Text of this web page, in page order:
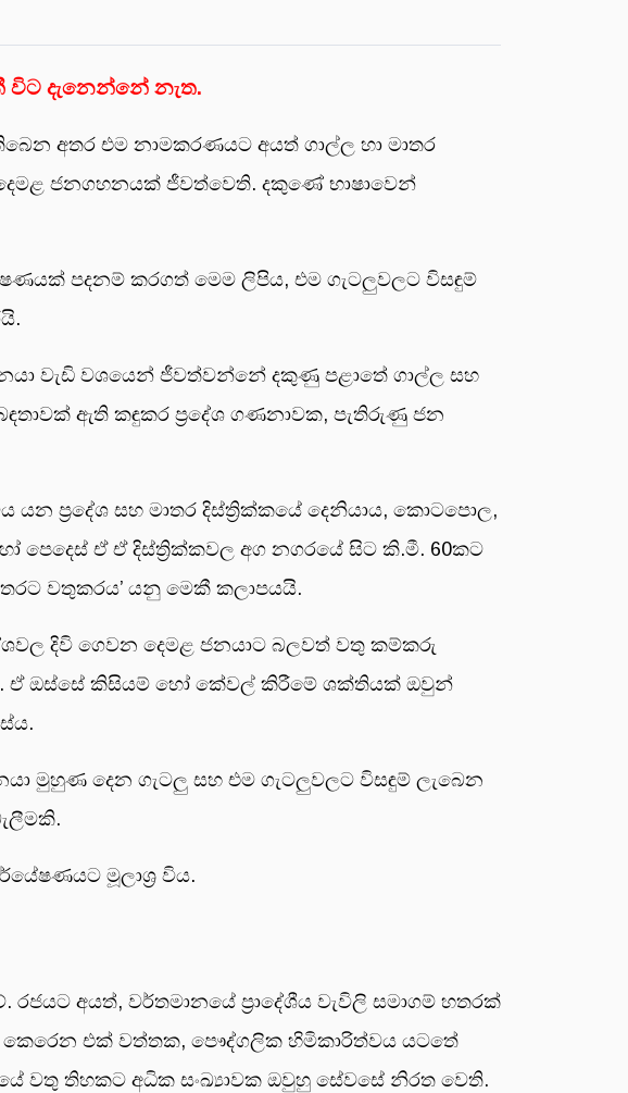
විට දැනෙන්නේ නැත.
අතර එම නාමකරණයට අයත් ගාල්ල හා මාතර
ජනගහනයක් ජීවත්වෙති. දකුණේ භාෂාවෙන්
පදනම් කරගත් මෙම ලිපිය, එම ගැටලුවලට විසඳුම්
වැඩි වශයෙන් ජීවත්වන්නේ දකුණු පළාතේ ගාල්ල සහ
ඇති කඳුකර ප්‍රදේශ ගණනාවක, පැතිරුණු ජන
ප්‍රදේශ සහ මාතර දිස්ත්‍රික්කයේ දෙනියාය, කොටපොල,
පෙදෙස් ඒ ඒ දිස්ත්‍රික්කවල අග නගරයේ සිට කි.මී. 60කට
වතුකරය’ යනු මෙකී කලාපයයි.
දිවි ගෙවන දෙමළ ජනයාට බලවත් වතු කම්කරු
ඒ ඔස්සේ කිසියම් හෝ කේවල් කිරීමේ ශක්තියක් ඔවුන්
මුහුණ දෙන ගැටලු සහ එම ගැටලුවලට විසඳුම් ලැබෙන
මූලාශ්‍ර විය.
අයත්, වර්තමානයේ ප්‍රාදේශීය වැවිලි සමාගම් හතරක්
කෙරෙන එක් වත්තක, පෞද්ගලික හිමිකාරිත්වය යටතේ
වතු තිහකට අධික සංඛ්‍යාවක ඔවුහු සේවසේ නිරත වෙති.